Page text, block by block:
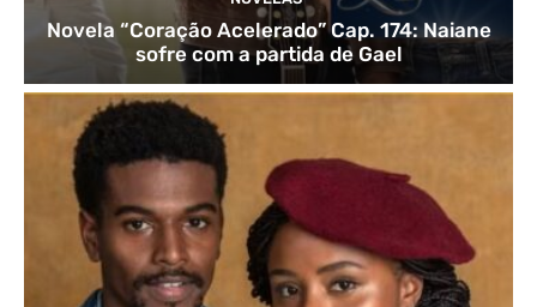
Novela “Coração Acelerado” Cap. 174: Naiane
sofre com a partida de Gael